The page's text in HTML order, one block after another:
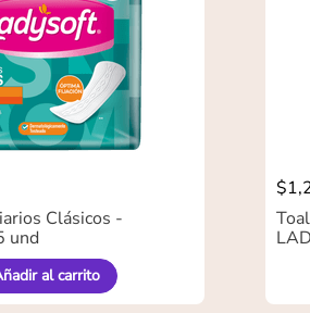
Clásicos -
und
al carrito
$1,